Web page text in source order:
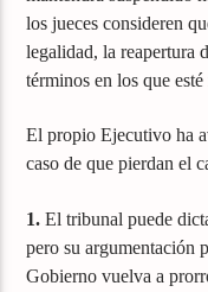
los jueces consideren
legalidad, la reapertura
términos en los que
El propio Ejecutivo ha
caso de que pierdan el
1. El tribunal puede
pero su argumentación
Gobierno vuelva a